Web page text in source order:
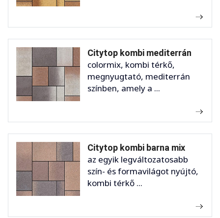
Citytop kombi mediterrán
colormix, kombi térkő,
megnyugtató, mediterrán
színben, amely a ...
Citytop kombi barna mix
az egyik legváltozatosabb
szín- és formavilágot nyújtó,
kombi térkő ...